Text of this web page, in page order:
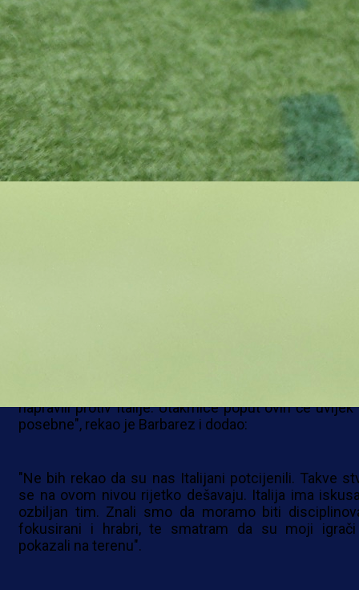
SELEKTOR
Selektor reprezentacije Bosne i Hercegovine
Barbarez govorio je za italijanski Tuttomercato
historijskog plasmana Zmajeva na
prvenstvo.
napravili protiv Italije. Utakmice poput ovih će uvijek
posebne", rekao je Barbarez i dodao:
"Ne bih rekao da su nas Italijani potcijenili. Takve
se na ovom nivou rijetko dešavaju. Italija ima
ozbiljan tim. Znali smo da moramo biti
fokusirani i hrabri, te smatram da su moji
pokazali na terenu".